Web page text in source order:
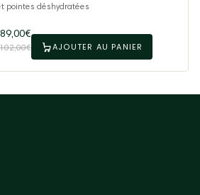
pointes déshydratées
89,00€
102,00€ AJOUTER AU PANIER